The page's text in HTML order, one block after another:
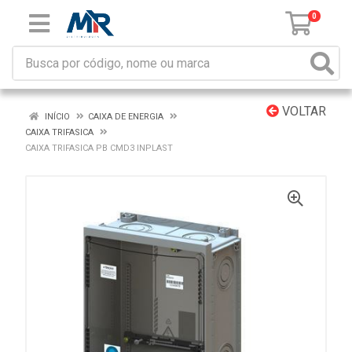
0
VOLTAR
INÍCIO
CAIXA DE ENERGIA
CAIXA TRIFASICA
CAIXA TRIFASICA PB CMD3 INPLAST